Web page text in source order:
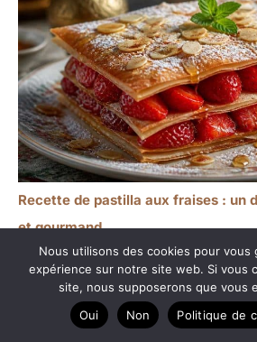
Recette de pastilla aux fraises : un
et gourmand
Nous utilisons des cookies pour vous
expérience sur notre site web. Si vous
site, nous supposerons que vous
Oui
Non Politique de